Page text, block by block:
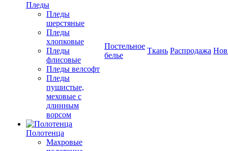
Пледы
Пледы
шерстяные
Пледы
хлопковые
Пледы
флисовые
Пледы велсофт
Пледы
пушистые,
меховые с
длинным
ворсом
Полотенца
Махровые
Постельное
белье
Ткань Распродажа